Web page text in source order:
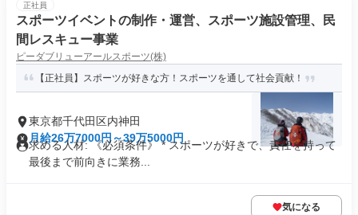
正社員
スポーツイベントの制作・運営、スポーツ施設管理、民
間レスキュー事業
ピーダブリューアールスポーツ(株)
【正社員】スポーツが好きな方！スポーツを通して社会貢献！
東京都千代田区内神田
月給26万7000円～39万5000円
求める人材: 《必須条件》 * スポーツが好きで、責任を持って
最後まで前向きに業務...
気になる